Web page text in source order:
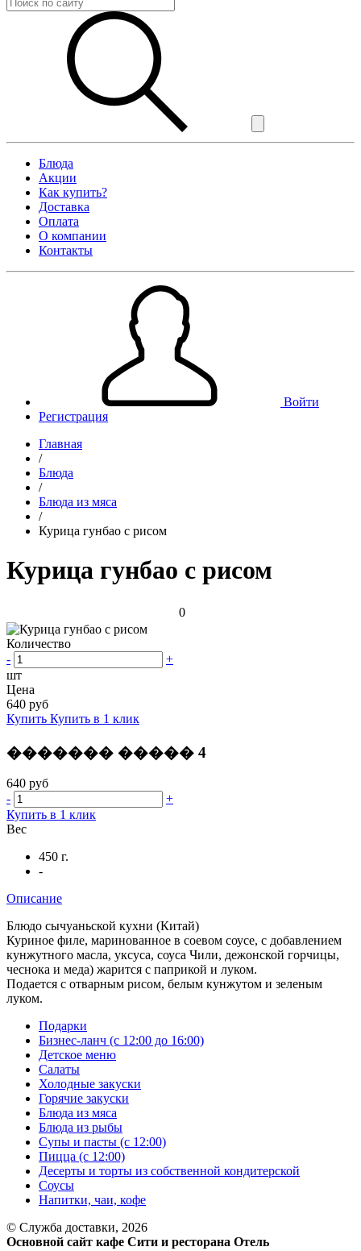
Блюда
Акции
Как купить?
Доставка
Оплата
О компании
Контакты
Войти
Регистрация
Главная
/
Блюда
/
Блюда из мяса
/
Курица гунбао с рисом
Курица гунбао с рисом
0
Количество
-
+
шт
Цена
640 руб
Купить Купить в 1 клик
������� ����� 4
640 руб
-
+
Купить в 1 клик
Вес
450 г.
-
Описание
Блюдо сычуаньской кухни (Китай)
Куриное филе, маринованное в соевом соусе, с добавлением
кунжутного масла, уксуса, соуса Чили, дежонской горчицы,
чеснока и меда) жарится с паприкой и луком.
Подается с отварным рисом, белым кунжутом и зеленым
луком.
Подарки
Бизнес-ланч (с 12:00 до 16:00)
Детское меню
Салаты
Холодные закуски
Горячие закуски
Блюда из мяса
Блюда из рыбы
Супы и пасты (с 12:00)
Пицца (с 12:00)
Десерты и торты из собственной кондитерской
Соусы
Напитки, чаи, кофе
© Служба доставки, 2026
Основной сайт кафе Сити и ресторана Отель